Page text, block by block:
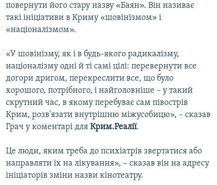
повернути його стару назву «Баян». Він називає
такі ініціативи в Криму «шовінізмом» і
«націоналізмом».
«У шовінізму, як і в будь-якого радикалізму,
націоналізму одні й ті самі цілі: перевернути все
догори дригом, перекреслити все, що було
хорошого, потрібного, і найголовніше – у такий
скрутний час, в якому перебуває сам півострів
Крим, розв'язати внутрішню міжусобицю», – сказав
Грач у коментарі для Крим.Реалії.
Це люди, яким треба до психіатрів звертатися або
направляти їх на лікування», – сказав він на адресу
ініціаторів зміни назви кінотеатру.